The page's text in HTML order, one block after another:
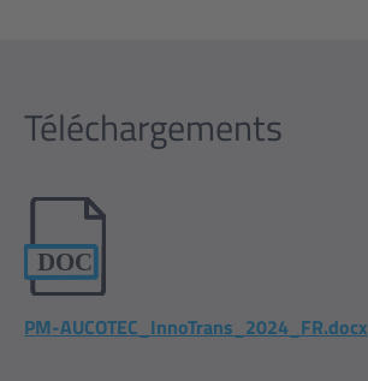
Téléchargements
PM-AUCOTEC_InnoTrans_2024_FR.docx